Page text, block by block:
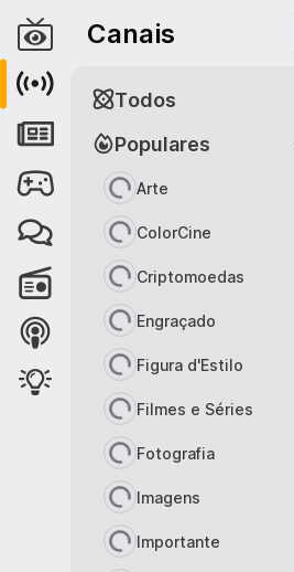
Canais
Populares
Arte
ColorCine
Criptomoedas
Engraçado
Figura d'Estilo
Filmes e Séries
Fotografia
Imagens
Importante
Todos